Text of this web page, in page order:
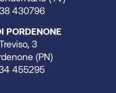
430796
PORDENONE
3
(PN)
455295